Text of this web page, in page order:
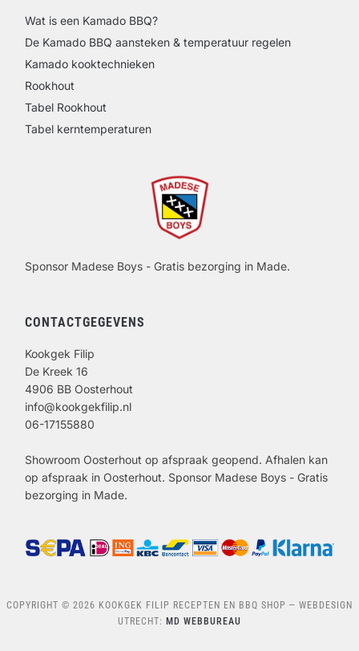
Wat is een Kamado BBQ?
De Kamado BBQ aansteken & temperatuur regelen
Kamado kooktechnieken
Rookhout
Tabel Rookhout
Tabel kerntemperaturen
Sponsor Madese Boys - Gratis bezorging in Made.
CONTACTGEGEVENS
Kookgek Filip
De Kreek 16
4906 BB Oosterhout
info@kookgekfilip.nl
06-17155880
Showroom Oosterhout op afspraak geopend. Afhalen kan
op afspraak in Oosterhout. Sponsor Madese Boys - Gratis
bezorging in Made.
COPYRIGHT © 2026 KOOKGEK FILIP RECEPTEN EN BBQ SHOP — WEBDESIGN
UTRECHT: MD WEBBUREAU